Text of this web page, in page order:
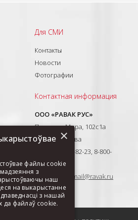
Для СМИ
Контакты
Новости
Фотографии
Контактная информация
ООО «РАВАК РУС»
Проспект Мира, 102с1а
129626, Москва
T: +7(495) 710-82-23, 8-800-
333-41-51
E-mail:ravak-mail@ravak.ru
×
файлы cookie
з
наш
на выкарыстанне
з нашай
да файлаў cookie.